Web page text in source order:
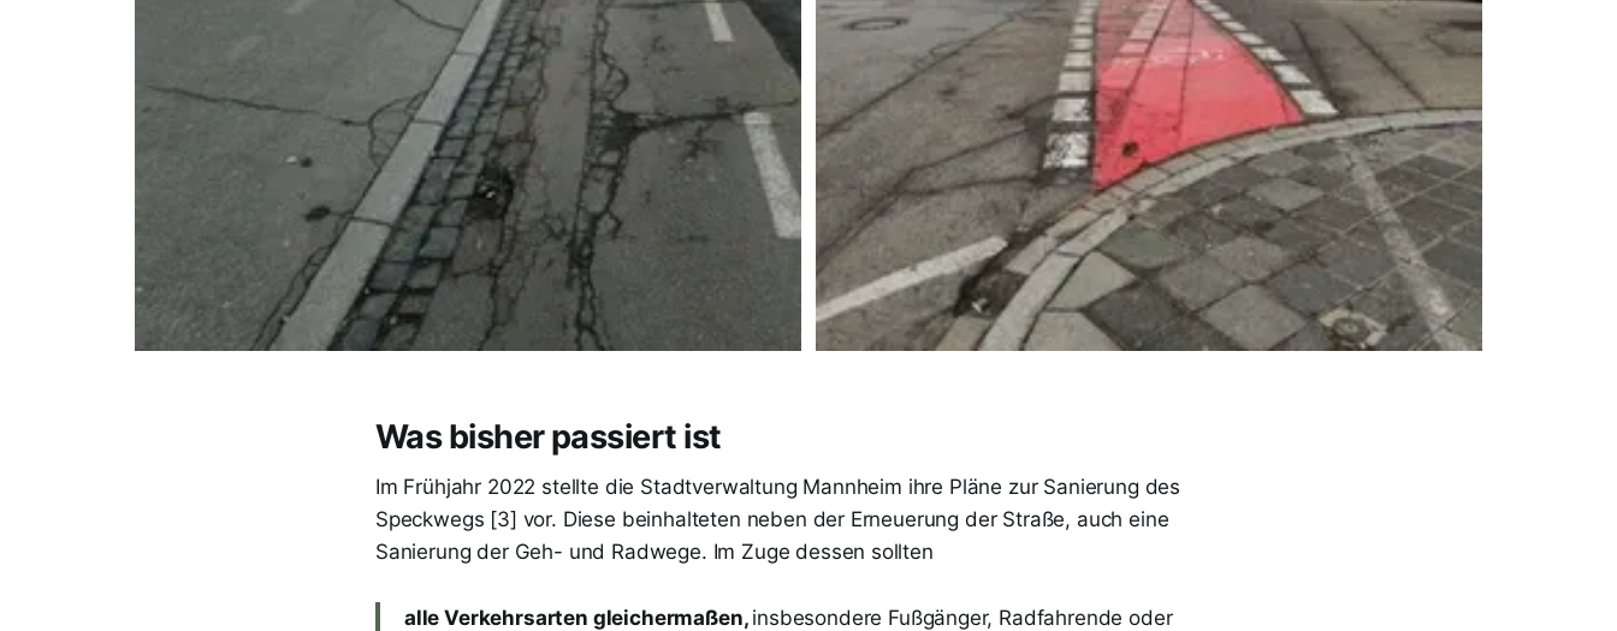
Was bisher passiert ist
Im Frühjahr 2022 stellte die Stadtverwaltung Mannheim ihre Pläne zur Sanierung des
Speckwegs [3] vor. Diese beinhalteten neben der Erneuerung der Straße, auch eine
Sanierung der Geh- und Radwege. Im Zuge dessen sollten
alle Verkehrsarten gleichermaßen, insbesondere Fußgänger, Radfahrende oder